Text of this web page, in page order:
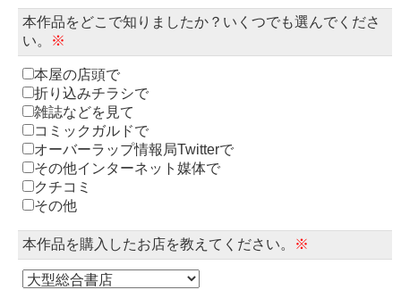
本作品をどこで知りましたか？いくつでも選んでくださ
い。
※
本屋の店頭で
折り込みチラシで
雑誌などを見て
コミックガルドで
オーバーラップ情報局Twitterで
その他インターネット媒体で
クチコミ
その他
本作品を購入したお店を教えてください。 ※